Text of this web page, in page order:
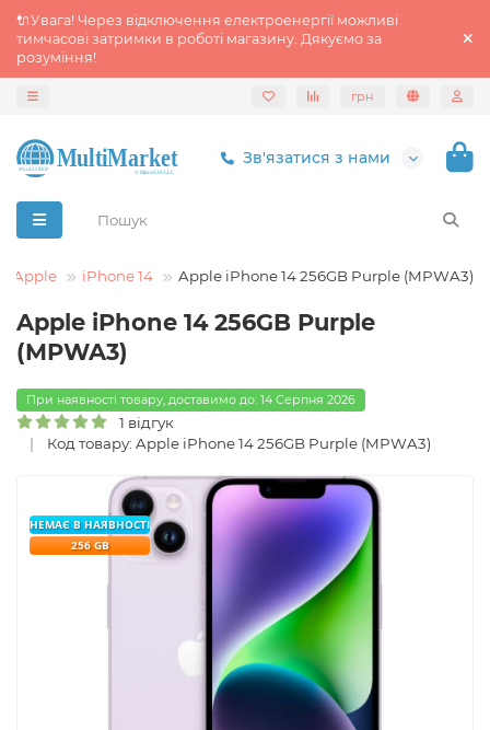
🔌Увага! Через відключення електроенергії можливі
тимчасові затримки в роботі магазину. Дякуємо за
розуміння!
грн
Зв'язатися з нами
Apple iPhone 14 Apple iPhone 14 256GB Purple (MPWA3)
Apple iPhone 14 256GB Purple
(MPWA3)
При наявності товару, доставимо до: 14 Серпня 2026
1 відгук
Код товару: Apple iPhone 14 256GB Purple (MPWA3)
НЕМАЄ В НАЯВНОСТІ
256 GB